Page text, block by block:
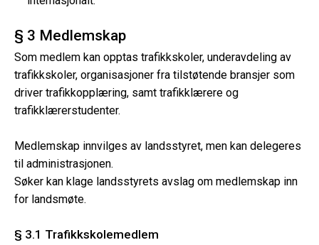
§ 3 Medlemskap
Som medlem kan opptas trafikkskoler, underavdeling av
trafikkskoler, organisasjoner fra tilstøtende bransjer som
driver trafikkopplæring, samt trafikklærere og
trafikklærerstudenter.
Medlemskap innvilges av landsstyret, men kan delegeres
til administrasjonen.
Søker kan klage landsstyrets avslag om medlemskap inn
for landsmøte.
§ 3.1 Trafikkskolemedlem